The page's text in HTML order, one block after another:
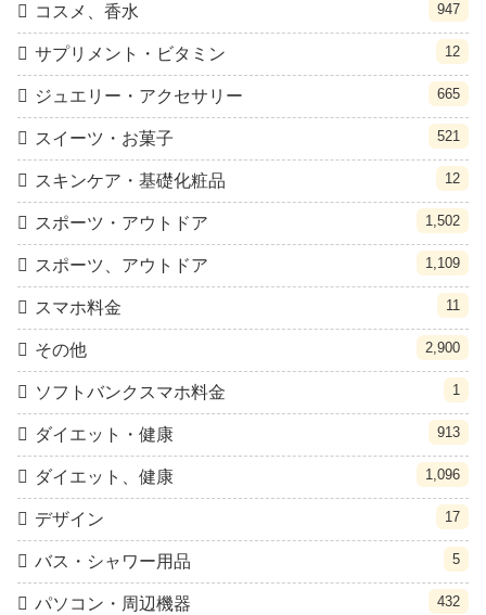
コスメ、香水 947
サプリメント・ビタミン 12
ジュエリー・アクセサリー 665
スイーツ・お菓子 521
スキンケア・基礎化粧品 12
スポーツ・アウトドア 1,502
スポーツ、アウトドア 1,109
スマホ料金 11
その他 2,900
ソフトバンクスマホ料金 1
ダイエット・健康 913
ダイエット、健康 1,096
デザイン 17
バス・シャワー用品 5
パソコン・周辺機器 432